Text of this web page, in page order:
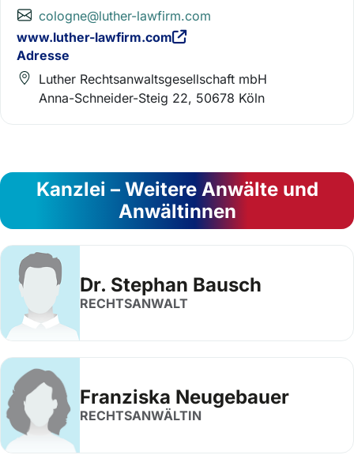
cologne@luther-lawfirm.com
www.luther-lawfirm.com
Adresse
Luther Rechtsanwaltsgesellschaft mbH
Anna-Schneider-Steig 22, 50678 Köln
Kanzlei – Weitere Anwälte und
Anwältinnen
Dr. Stephan Bausch
RECHTSANWALT
Franziska Neugebauer
RECHTSANWÄLTIN